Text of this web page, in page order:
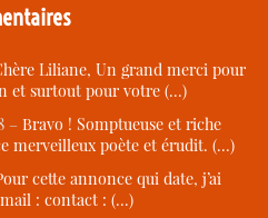
Liliane, Un grand merci pour
et surtout pour votre (…)
– Bravo ! Somptueuse et riche
merveilleux poète et érudit. (…)
cette annonce qui date, j’ai
mail : contact : (…)